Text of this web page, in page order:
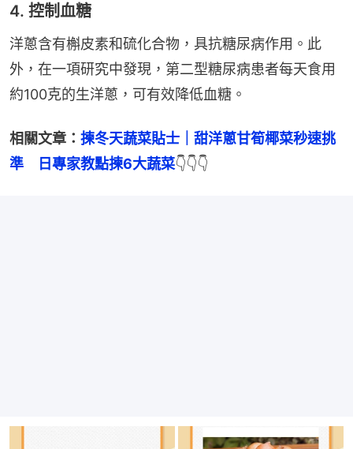
4. 控制血糖
洋蔥含有槲皮素和硫化合物，具抗糖尿病作用。此
外，在一項研究中發現，第二型糖尿病患者每天食用
約100克的生洋蔥，可有效降低血糖。
相關文章： 揀冬天蔬菜貼士｜甜洋蔥甘筍椰菜秒速挑
準　日專家教點揀6大蔬菜👇👇👇